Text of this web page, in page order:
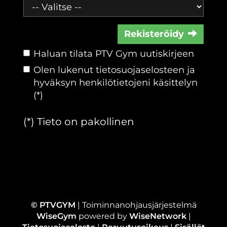
Rekisteröidy
Haluan tilata PTV Gym uutiskirjeen
Olen lukenut tietosuojaselosteen ja
hyväksyn henkilötietojeni käsittelyn
(*)
(*) Tieto on pakollinen
© PTVGYM | Toiminnanohjausjärjestelmä
WiseGym powered by WiseNetwork|